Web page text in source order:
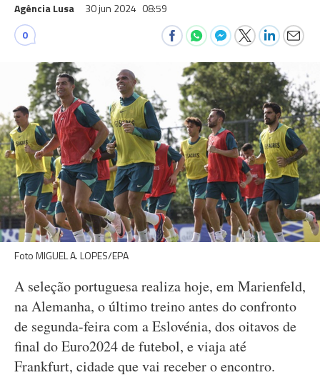
Agência Lusa 30 jun 2024 08:59
0
Foto MIGUEL A. LOPES/EPA
A seleção portuguesa realiza hoje, em Marienfeld,
na Alemanha, o último treino antes do confronto
de segunda-feira com a Eslovénia, dos oitavos de
final do Euro2024 de futebol, e viaja até
Frankfurt, cidade que vai receber o encontro.